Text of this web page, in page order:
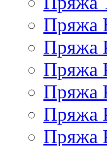
Пряжа
Пряжа
Пряжа
Пряжа
Пряжа
Пряжа